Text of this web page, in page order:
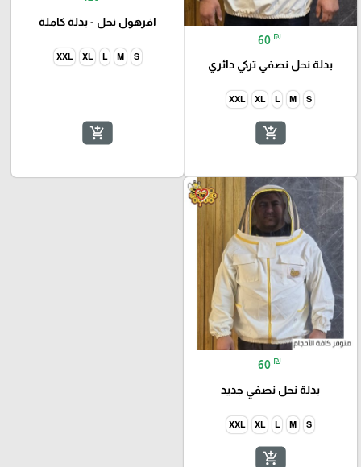
60 ₪
بدلة نحل نصفي تركي دائري
S
M
L
XL
XXL
add_shopping_cart
افرهول نحل - بدلة كاملة
S
M
L
XL
XXL
add_shopping_cart
favorite_border
60 ₪
بدلة نحل نصفي جديد
S
M
L
XL
XXL
add_shopping_cart